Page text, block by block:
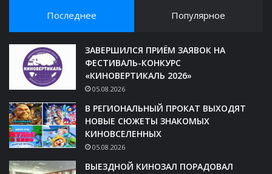
Последнее Популярное
ЗАВЕРШИЛСЯ ПРИЁМ ЗАЯВОК НА
ФЕСТИВАЛЬ-КОНКУРС
«КИНОВЕРТИКАЛЬ 2026»
05.08.2026
В РЕГИОНАЛЬНЫЙ ПРОКАТ ВЫХОДЯТ
НОВЫЕ СЮЖЕТЫ ЗНАКОМЫХ
КИНОВСЕЛЕННЫХ
05.08.2026
ВЫЕЗДНОЙ КИНОЗАЛ ПОРАДОВАЛ